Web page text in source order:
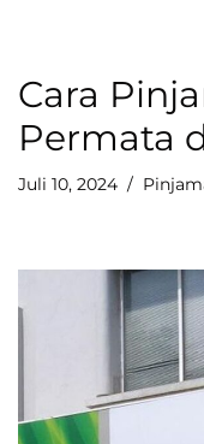
Cara
Permata
Juli 10, 2024